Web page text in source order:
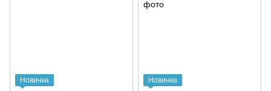
Новинка Новинка